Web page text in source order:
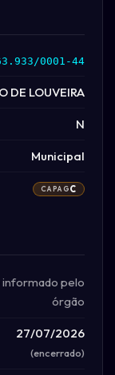
0001-44
DE LOUVEIRA
N
Municipal
CAPAGC
informado pelo
órgão
27/07/2026
(encerrado)